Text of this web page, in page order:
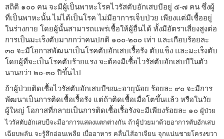
สถิติ ๑๐๐ คน จะมีผู้เป็นพาหะโรคไวรัสตับอักเสบบีอยู่ ๕-๗ คน ซึ่งผู้
ที่เป็นพาหะนั้น ไม่ได้เป็นโรค ไม่มีอาการเจ็บป่วย เพียงแต่มีเชื้ออยู่
ในร่างกาย โดยผู้นั้นสามารถแพร่เชื้อให้ผู้อื่นได้ ทั้งมีอัตราเสี่ยงสูงต่อ
การเป็นมะเร็งตับมากกว่าคนปกติ ๑๐๐-๒๐๐ เท่า และเกือบร้อยละ
๓๐ จะมีโอกาสพัฒนาเป็นโรคตับอักเสบเรื้อรัง ตับแข็ง และมะเร็งตับ
โดยผู้ที่จะเป็นโรคตับร้ายแรง จะต้องมีเชื้อไวรัสตับอักเสบบีในตัว
นานกว่า ๒๐-๓๐ ปีขึ้นไป
ถ้าผู้ป่วยติดเชื้อไวรัสตับอักเสบบีขณะอายุน้อย ร้อยละ ๙๐ จะมีการ
พัฒนาเป็นการติดเชื้อเรื้อรัง แต่ถ้าติดเชื้อเมื่อโตขึ้นแล้ว หรือในวัย
ผู้ใหญ่ โอกาสที่กลายเป็นการติดเชื้อเรื้อรังจะมีเพียงร้อยละ ๑๐ ผู้ป่วย
ไวรัสตับอักเสบบีจะมีอาการแสดงแตกต่างกัน ถ้าผู้ป่วยมาด้วยอาการตับอักเสบ
เฉียบพลัน จะรู้สึกอ่อนเพลีย เบื่ออาหาร คลื่นไส้อาเจียน จุกแน่นชายโครงขวา